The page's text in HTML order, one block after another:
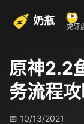
奶瓶 虎牙
原神2.2
务流程
📅 10/13/2021